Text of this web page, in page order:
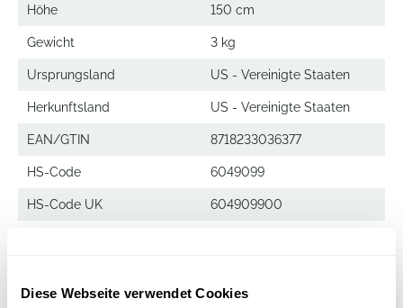
Diese Webseite verwendet Cookies
Höhe 150 cm
Gewicht 3 kg
Ursprungsland US - Vereinigte Staaten
Herkunftsland US - Vereinigte Staaten
EAN/GTIN 8718233036377
HS-Code 6049099
HS-Code UK 604909900
Decowood